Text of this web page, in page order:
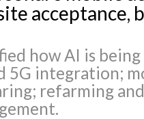
acceptance,
how AI is
5G integration;
refarming